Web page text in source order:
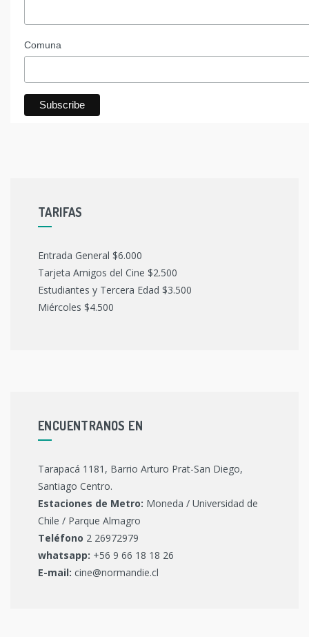
Comuna
TARIFAS
Entrada General $6.000
Tarjeta Amigos del Cine $2.500
Estudiantes y Tercera Edad $3.500
Miércoles $4.500
ENCUENTRANOS EN
Tarapacá 1181, Barrio Arturo Prat-San Diego,
Santiago Centro.
Estaciones de Metro: Moneda / Universidad de
Chile / Parque Almagro
Teléfono 2 26972979
whatsapp: +56 9 66 18 18 26
E-mail: cine@normandie.cl